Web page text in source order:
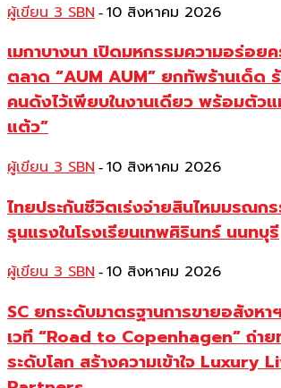
ผู้เขียน 3 SBN - 10 สิงหาคม 2026
เมกาบางนา เปิดมหกรรมความอร่อย
ตลาด “AUM AUM” ยกทัพร้านเด็ด
คนดังไว้เพียบในงานเดียว พร้อมตัว
แต้ว”
ผู้เขียน 3 SBN - 10 สิงหาคม 2026
ไทยประกันชีวิตเร่งจ่ายสินไหมมรณก
รุนแรงในโรงเรียนเทพศิรินทร์ นนทบุรี
ผู้เขียน 3 SBN - 10 สิงหาคม 2026
SC ยกระดับมาตรฐานการขายอสังห
เวที “Road to Copenhagen” ถ่า
ระดับโลก สร้างความเข้าใจ Luxury